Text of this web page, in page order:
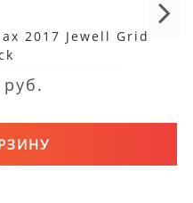
2017 Jewell Grid